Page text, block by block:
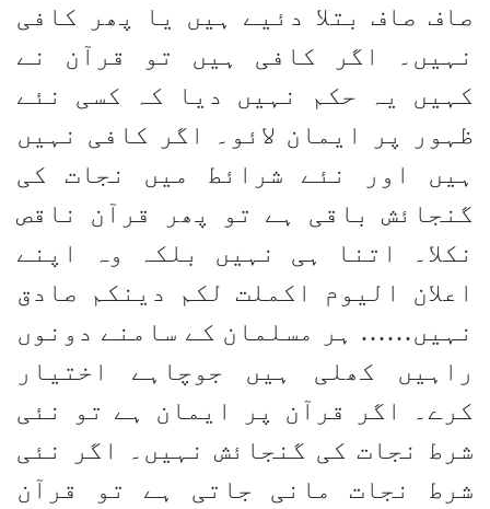
صاف صاف بتلا دئیے ہیں یا پھر کافی
نہیں۔ اگر کافی ہیں تو قرآن نے
کہیں یہ حکم نہیں دیا کہ کسی نئے
ظہور پر ایمان لائو۔ اگر کافی نہیں
ہیں اور نئے شرائط میں نجات کی
گنجائش باقی ہے تو پھر قرآن ناقص
نکلا۔ اتنا ہی نہیں بلکہ وہ اپنے
اعلان الیوم اکملت لکم دینکم صادق
نہیں…… ہر مسلمان کے سامنے دونوں
راہیں کھلی ہیں جوچاہے اختیار
کرے۔ اگر قرآن پر ایمان ہے تو نئی
شرط نجات کی گنجائش نہیں۔ اگر نئی
شرط نجات مانی جاتی ہے تو قرآن